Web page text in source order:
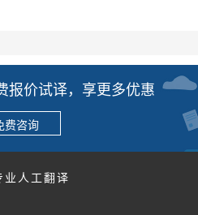
报价试译，享更多优惠
费咨询
人工翻译